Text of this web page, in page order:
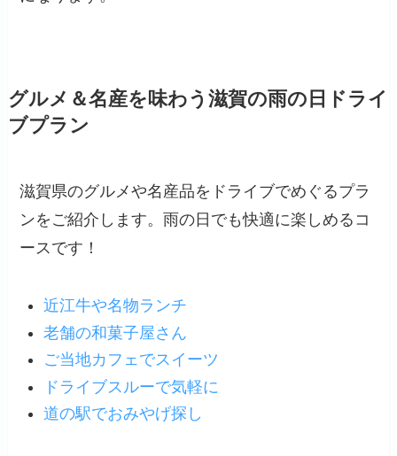
グルメ＆名産を味わう滋賀の雨の日ドライ
ブプラン
滋賀県のグルメや名産品をドライブでめぐるプラ
ンをご紹介します。雨の日でも快適に楽しめるコ
ースです！
近江牛や名物ランチ
老舗の和菓子屋さん
ご当地カフェでスイーツ
ドライブスルーで気軽に
道の駅でおみやげ探し